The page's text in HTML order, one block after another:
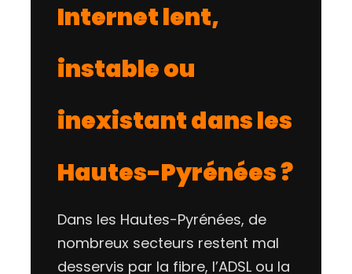
Internet lent,
instable ou
inexistant dans les
Hautes-Pyrénées ?
Dans les Hautes-Pyrénées, de
nombreux secteurs restent mal
desservis par la fibre, l’ADSL ou la